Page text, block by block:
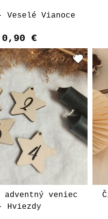
Vianoce
0,90 €
veniec
Hviezdy